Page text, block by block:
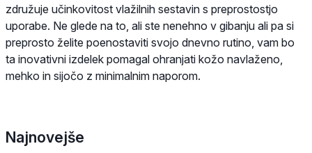
združuje učinkovitost vlažilnih sestavin s preprostostjo
uporabe. Ne glede na to, ali ste nenehno v gibanju ali pa si
preprosto želite poenostaviti svojo dnevno rutino, vam bo
ta inovativni izdelek pomagal ohranjati kožo navlaženo,
mehko in sijočo z minimalnim naporom.
Najnovejše